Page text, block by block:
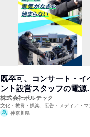
既卒可、コンサート・イ
ント設営スタッフの電源
門
株式会社ボルテック
文化・教養・娯楽、広告・メディア・マ
ミ、電力・ガス・水道・エネルギー
神奈川県